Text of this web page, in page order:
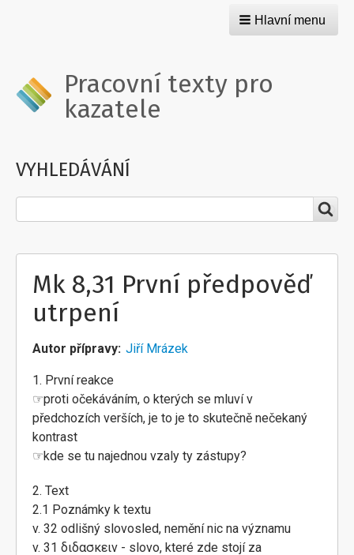
Hlavní menu
Pracovní texty pro
kazatele
VYHLEDÁVÁNÍ
Mk 8,31 První předpověď
utrpení
Autor přípravy Jiří Mrázek
1. První reakce
☞proti očekáváním, o kterých se mluví v
předchozích verších, je to je to skutečně nečekaný
kontrast
☞kde se tu najednou vzaly ty zástupy?
2. Text
2.1 Poznámky k textu
v. 32 odlišný slovosled, nemění nic na významu
v. 31 διδασκειν - slovo, které zde stojí za